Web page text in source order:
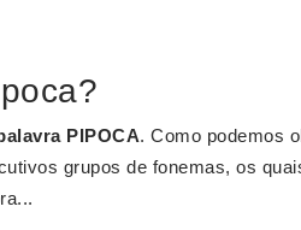
PIPOCA. Como podemos
grupos de fonemas, os